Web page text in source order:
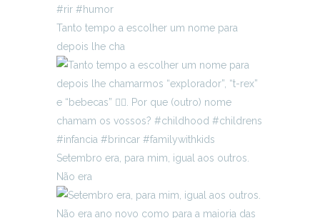
Tanto tempo a escolher um nome para
depois lhe cha
Setembro era, para mim, igual aos outros.
Não era